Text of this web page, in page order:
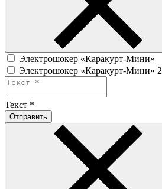
Электрошокер «Каракурт-Мини»
Электрошокер «Каракурт-Мини» 2
Текст *
Отправить